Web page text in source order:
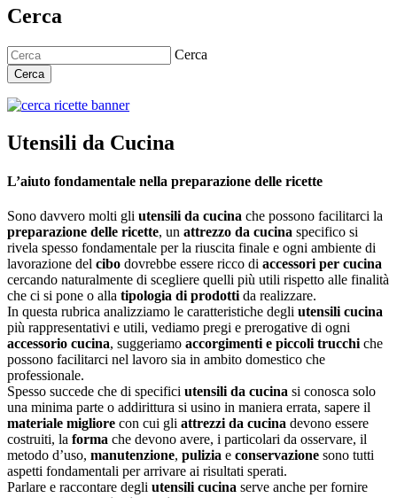
Cerca
Cerca
Cerca
Utensili da Cucina
L’aiuto fondamentale nella preparazione delle ricette
Sono davvero molti gli utensili da cucina che possono facilitarci la
preparazione delle ricette, un attrezzo da cucina specifico si
rivela spesso fondamentale per la riuscita finale e ogni ambiente di
lavorazione del cibo dovrebbe essere ricco di accessori per cucina
cercando naturalmente di scegliere quelli più utili rispetto alle finalità
che ci si pone o alla tipologia di prodotti da realizzare.
In questa rubrica analizziamo le caratteristiche degli utensili cucina
più rappresentativi e utili, vediamo pregi e prerogative di ogni
accessorio cucina, suggeriamo accorgimenti e piccoli trucchi che
possono facilitarci nel lavoro sia in ambito domestico che
professionale.
Spesso succede che di specifici utensili da cucina si conosca solo
una minima parte o addirittura si usino in maniera errata, sapere il
materiale migliore con cui gli attrezzi da cucina devono essere
costruiti, la forma che devono avere, i particolari da osservare, il
metodo d’uso, manutenzione, pulizia e conservazione sono tutti
aspetti fondamentali per arrivare ai risultati sperati.
Parlare e raccontare degli utensili cucina serve anche per fornire